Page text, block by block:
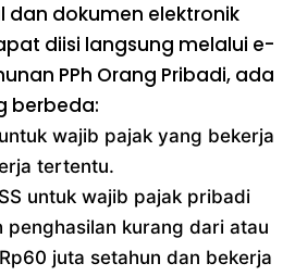
dan dokumen elektronik
diisi langsung melalui e-
PPh Orang Pribadi, ada
berbeda:
wajib pajak yang bekerja
tertentu.
untuk wajib pajak pribadi
penghasilan kurang dari atau
juta setahun dan bekerja